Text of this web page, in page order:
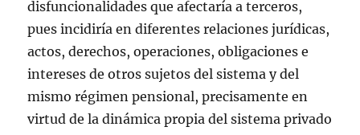
disfuncionalidades que afectaría a terceros,
pues incidiría en diferentes relaciones jurídicas,
actos, derechos, operaciones, obligaciones e
intereses de otros sujetos del sistema y del
mismo régimen pensional, precisamente en
virtud de la dinámica propia del sistema privado